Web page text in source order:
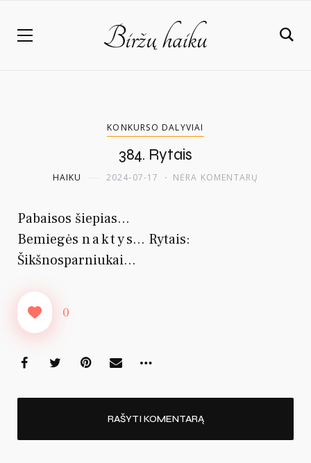
KONKURSO DALYVIAI
384. Rytais
HAIKU 2024-07-17 NĖRA KOMENTARŲ
Pabaisos šiepias…
Bemiegės naktys… Rytais:
Šikšnosparniukai…
0
RAŠYTI KOMENTARĄ